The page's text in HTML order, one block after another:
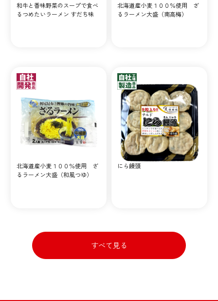
和牛と香味野菜のスープで食べ
るつめたいラーメン すだち味
北海道産小麦１００％使用 ざ
るラーメン大盛（南高梅）
北海道産小麦１００％使用 ざ
るラーメン大盛（和風つゆ）
にら饅頭
すべて見る